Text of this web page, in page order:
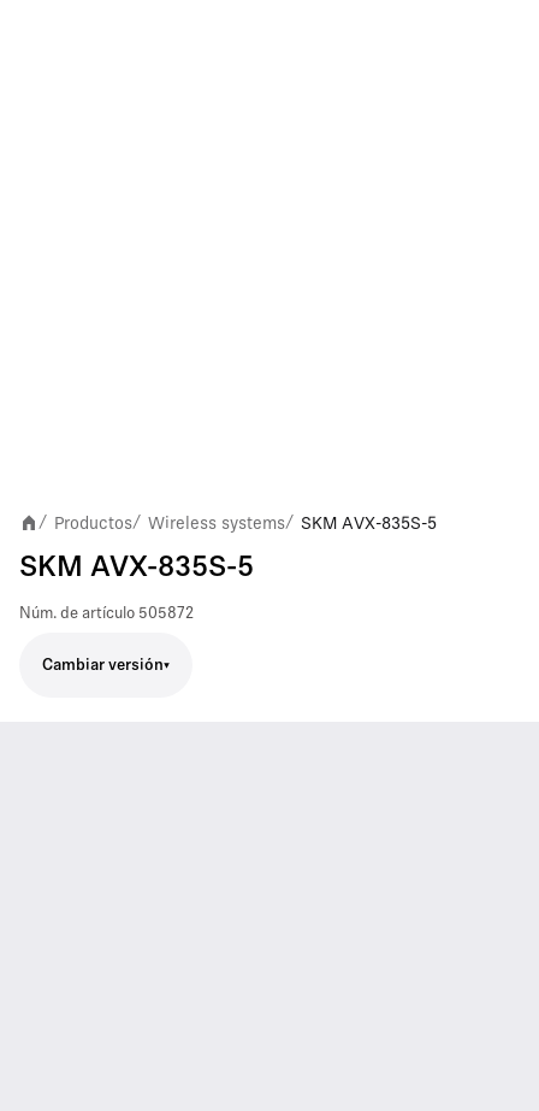
/ Productos/ Wireless systems/ SKM AVX-835S-5
SKM AVX-835S-5
Núm. de artículo 505872
Cambiar versión